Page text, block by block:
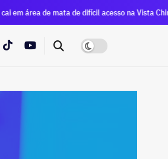
de difícil acesso na Vista Chinesa, no Alto da